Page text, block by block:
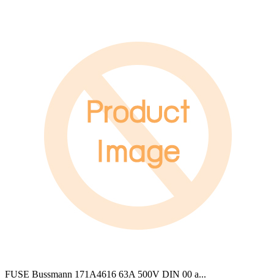
FUSE Bussmann 171A4616 63A 500V DIN 00 a...